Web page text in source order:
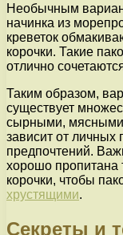
Необычным
начинка из
креветок
корочки. Такие
отлично
Таким образом,
существует
сырными, мясными
зависит от личных
предпочтений.
хорошо пропитана
корочки, чтобы
хрустящими.
Секреты и